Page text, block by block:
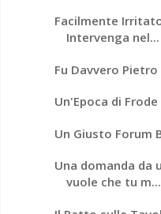
Facilmente
Intervenga nel...
Fu Davvero
Un'Epoca di
Un Giusto Forum
Una domanda da
vuole che tu m...